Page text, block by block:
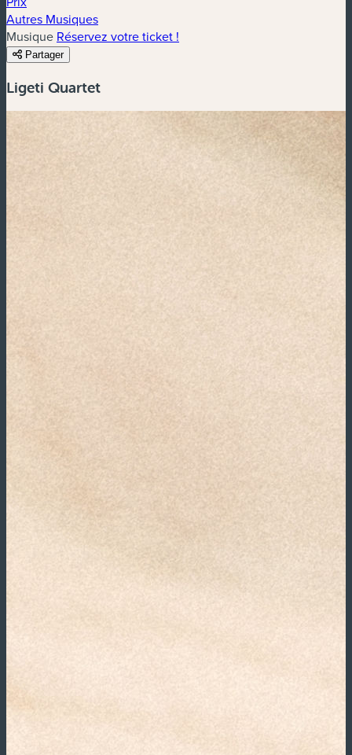
Autres Musiques
Musique Réservez votre ticket !
Partager
Ligeti Quartet